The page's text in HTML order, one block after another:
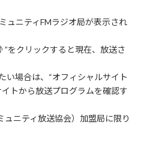
ュニティFMラジオ局が表示され
をクリックすると現在、放送さ
い場合は、“オフィシャルサイト
トから放送プログラムを確認す
ニティ放送協会）加盟局に限り